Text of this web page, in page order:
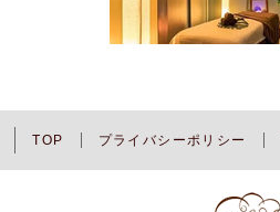
TOP プライバシーポリシー